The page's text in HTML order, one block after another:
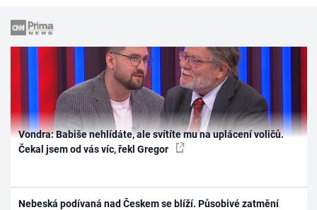
Vondra: Babiše nehlídáte, ale svítíte mu na uplácení voličů.
Čekal jsem od vás víc, řekl Gregor
Nebeská podívaná nad Českem se blíží. Působivé zatmění